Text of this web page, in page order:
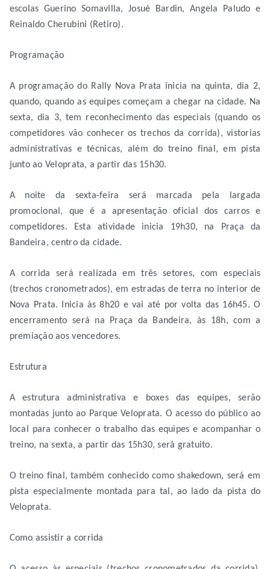
escolas Guerino Somavilla, Josué Bardin, Angela Paludo e
Reinaldo Cherubini (Retiro).
Programação
A programação do Rally Nova Prata inicia na quinta, dia 2,
quando, quando as equipes começam a chegar na cidade. Na
sexta, dia 3, tem reconhecimento das especiais (quando os
competidores vão conhecer os trechos da corrida), vistorias
administrativas e técnicas, além do treino final, em pista
junto ao Veloprata, a partir das 15h30.
A noite da sexta-feira será marcada pela largada
promocional, que é a apresentação oficial dos carros e
competidores. Esta atividade inicia 19h30, na Praça da
Bandeira, centro da cidade.
A corrida será realizada em três setores, com especiais
(trechos cronometrados), em estradas de terra no interior de
Nova Prata. Inicia às 8h20 e vai até por volta das 16h45. O
encerramento será na Praça da Bandeira, às 18h, com a
premiação aos vencedores.
Estrutura
A estrutura administrativa e boxes das equipes, serão
montadas junto ao Parque Veloprata. O acesso do público ao
local para conhecer o trabalho das equipes e acompanhar o
treino, na sexta, a partir das 15h30, será gratuito.
O treino final, também conhecido como shakedown, será em
pista especialmente montada para tal, ao lado da pista do
Veloprata.
Como assistir a corrida